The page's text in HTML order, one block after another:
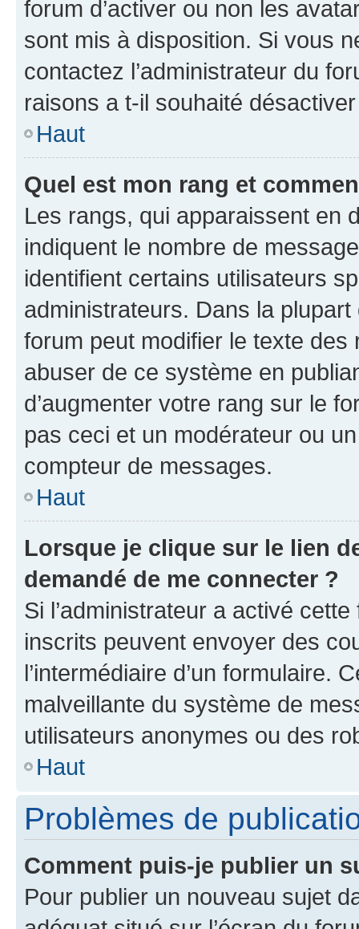
forum d’activer ou non les
sont mis à disposition. Si vous
contactez l’administrateur du
raisons a t-il souhaité
Haut
Quel est mon rang et
Les rangs, qui apparaissent en
indiquent le nombre de
identifient certains utilisateurs
administrateurs. Dans la
forum peut modifier le texte
abuser de ce système en
d’augmenter votre rang sur le
pas ceci et un modérateur ou
compteur de messages.
Haut
Lorsque je clique sur le lien
demandé de me connecter ?
Si l’administrateur a activé
inscrits peuvent envoyer des
l’intermédiaire d’un formulaire.
malveillante du système de
utilisateurs anonymes ou des
Haut
Problèmes de
Comment puis-je publier un
Pour publier un nouveau sujet